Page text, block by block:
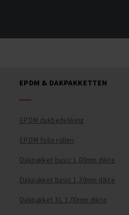
EPDM & DAKPAKKETTEN
EPDM dakbedekking
EPDM folie rollen
Dakpakket basic 1,00mm dikte
Dakpakket basic 1,30mm dikte
Dakpakket XL 1,00mm dikte